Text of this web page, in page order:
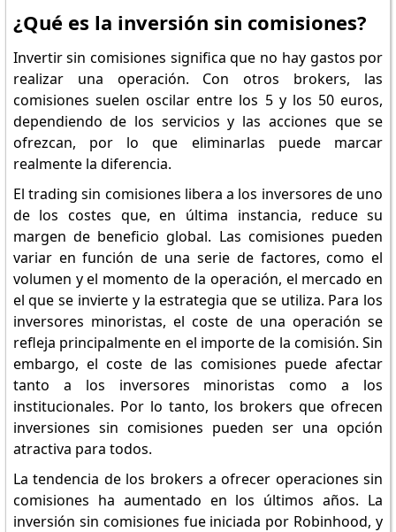
¿Qué es la inversión sin comisiones?
Invertir sin comisiones significa que no hay gastos por
realizar una operación. Con otros brokers, las
comisiones suelen oscilar entre los 5 y los 50 euros,
dependiendo de los servicios y las acciones que se
ofrezcan, por lo que eliminarlas puede marcar
realmente la diferencia.
El trading sin comisiones libera a los inversores de uno
de los costes que, en última instancia, reduce su
margen de beneficio global. Las comisiones pueden
variar en función de una serie de factores, como el
volumen y el momento de la operación, el mercado en
el que se invierte y la estrategia que se utiliza. Para los
inversores minoristas, el coste de una operación se
refleja principalmente en el importe de la comisión. Sin
embargo, el coste de las comisiones puede afectar
tanto a los inversores minoristas como a los
institucionales. Por lo tanto, los brokers que ofrecen
inversiones sin comisiones pueden ser una opción
atractiva para todos.
La tendencia de los brokers a ofrecer operaciones sin
comisiones ha aumentado en los últimos años. La
inversión sin comisiones fue iniciada por Robinhood, y